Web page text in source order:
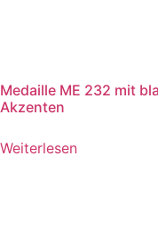
Medaille ME 232 mit
Akzenten
Weiterlesen